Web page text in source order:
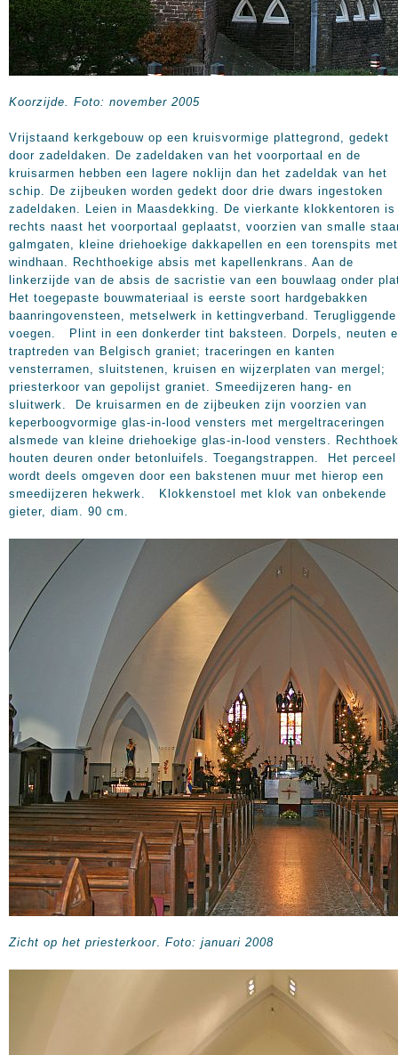
Koorzijde. Foto: november 2005
Vrijstaand kerkgebouw op een kruisvormige plattegrond, gedekt
door zadeldaken. De zadeldaken van het voorportaal en de
kruisarmen hebben een lagere noklijn dan het zadeldak van het
schip. De zijbeuken worden gedekt door drie dwars ingestoken
zadeldaken. Leien in Maasdekking. De vierkante klokkentoren is
rechts naast het voorportaal geplaatst, voorzien van smalle
galmgaten, kleine driehoekige dakkapellen en een torenspits met
windhaan. Rechthoekige absis met kapellenkrans. Aan de
linkerzijde van de absis de sacristie van een bouwlaag onder
Het toegepaste bouwmateriaal is eerste soort hardgebakken
baanringovensteen, metselwerk in kettingverband. Terugliggende
voegen. Plint in een donkerder tint baksteen. Dorpels, neuten
traptreden van Belgisch graniet; traceringen en kanten
vensterramen, sluitstenen, kruisen en wijzerplaten van mergel;
priesterkoor van gepolijst graniet. Smeedijzeren hang- en
sluitwerk. De kruisarmen en de zijbeuken zijn voorzien van
keperboogvormige glas-in-lood vensters met mergeltraceringen
alsmede van kleine driehoekige glas-in-lood vensters.
houten deuren onder betonluifels. Toegangstrappen. Het perceel
wordt deels omgeven door een bakstenen muur met hierop een
smeedijzeren hekwerk. Klokkenstoel met klok van onbekende
gieter, diam. 90 cm.
Zicht op het priesterkoor. Foto: januari 2008